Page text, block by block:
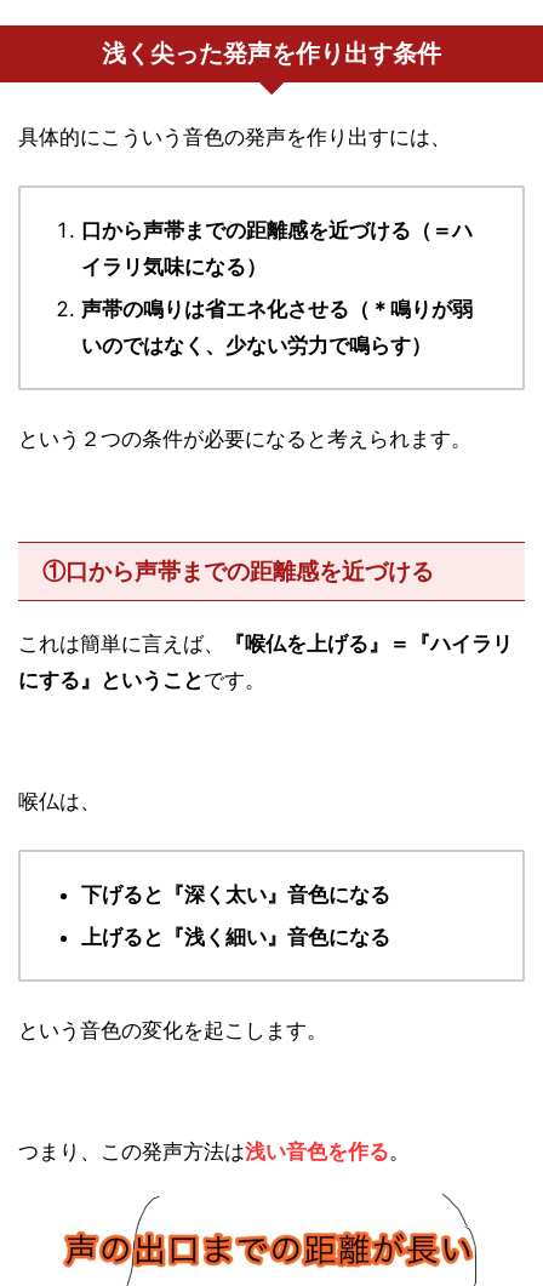
浅く尖った発声を作り出す条件
具体的にこういう音色の発声を作り出すには、
口から声帯までの距離感を近づける（＝ハ
イラリ気味になる）
声帯の鳴りは省エネ化させる（＊鳴りが弱
いのではなく、少ない労力で鳴らす）
という２つの条件が必要になると考えられます。
①口から声帯までの距離感を近づける
これは簡単に言えば、
『喉仏を上げる』＝『ハイラリ
にする』ということです。
喉仏は、
下げると『深く太い』音色になる
上げると『浅く細い』音色になる
という音色の変化を起こします。
つまり、この発声方法は浅い音色を作る。